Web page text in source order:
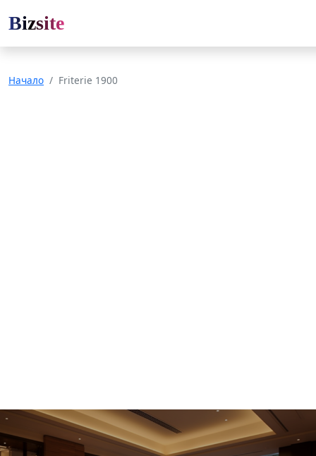
Bizsite
Начало Friterie 1900